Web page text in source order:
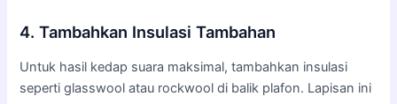
4. Tambahkan Insulasi Tambahan
Untuk hasil kedap suara maksimal, tambahkan insulasi
seperti glasswool atau rockwool di balik plafon. Lapisan ini